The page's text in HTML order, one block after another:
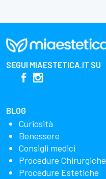
SEGUI MIAESTETICA.IT SU
BLOG
Curiosità
Benessere
Consigli medici
Procedure Chirurgiche
Procedure Estetiche